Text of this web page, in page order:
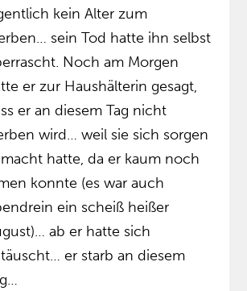
kein Alter zum
sein Tod hatte ihn selbst
Noch am Morgen
er zur Haushälterin gesagt,
er an diesem Tag nicht
wird… weil sie sich sorgen
hatte, da er kaum noch
konnte (es war auch
ein scheiß heißer
ab er hatte sich
er starb an diesem